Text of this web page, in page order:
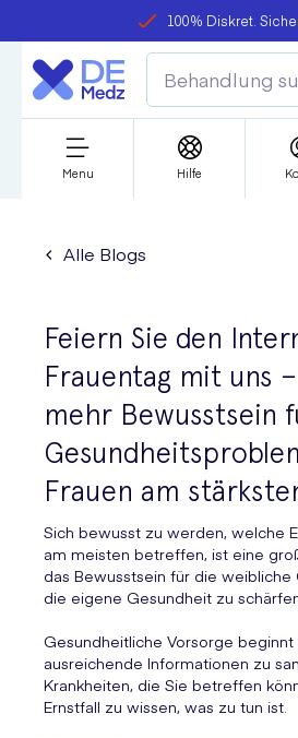
100% Diskret.
Menu Hilfe
Alle Blogs
Feiern Sie den
Frauentag mit uns
mehr Bewusstsein
Frauen am
Sich bewusst zu werden, welche
am meisten betreffen, ist eine
das Bewusstsein für die
die eigene Gesundheit zu
Gesundheitliche Vorsorge beginnt
ausreichende Informationen zu
Krankheiten, die Sie betreffen
Ernstfall zu wissen, was zu tun ist.